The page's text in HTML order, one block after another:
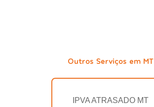
Outros Serviços em MT
IPVA ATRASADO MT